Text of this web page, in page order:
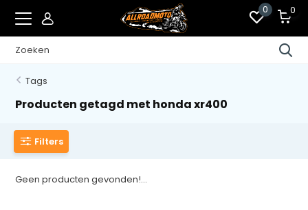
0 0
Tags
Producten getagd met honda xr400
Filters
Geen producten gevonden!...